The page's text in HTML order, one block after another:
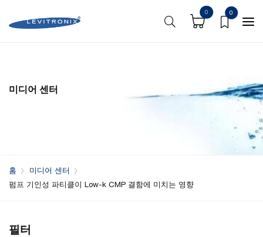
0 0
미디어 센터
홈
미디어 센터
펌프 기인성 파티클이 Low-k CMP 결함에 미치는 영향
필터